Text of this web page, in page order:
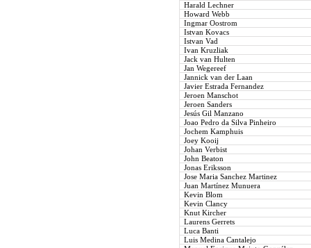
Harald Lechner
Howard Webb
Ingmar Oostrom
Istvan Kovacs
Istvan Vad
Ivan Kruzliak
Jack van Hulten
Jan Wegereef
Jannick van der Laan
Javier Estrada Fernandez
Jeroen Manschot
Jeroen Sanders
Jesús Gil Manzano
Joao Pedro da Silva Pinheiro
Jochem Kamphuis
Joey Kooij
Johan Verbist
John Beaton
Jonas Eriksson
Jose Maria Sanchez Martinez
Juan Martínez Munuera
Kevin Blom
Kevin Clancy
Knut Kircher
Laurens Gerrets
Luca Banti
Luis Medina Cantalejo